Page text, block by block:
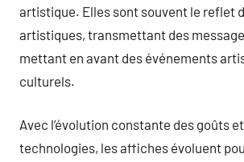
artistique. Elles sont souvent le reflet
artistiques, transmettant des
mettant en avant des événements
culturels.
Avec l’évolution constante des goûts
technologies, les affiches évoluent